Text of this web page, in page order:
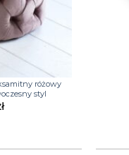
różowy
styl